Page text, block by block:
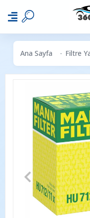
Ana Sayfa Filtre